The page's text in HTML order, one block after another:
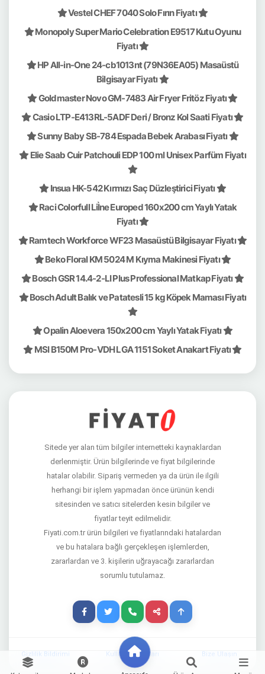
Vestel CHEF 7040 Solo Fırın Fiyatı
Monopoly Super Mario Celebration E9517 Kutu Oyunu
Fiyatı
HP All-in-One 24-cb1013nt (79N36EA05) Masaüstü
Bilgisayar Fiyatı
Goldmaster Novo GM-7483 Air Fryer Fritöz Fiyatı
Casio LTP-E413RL-5ADF Deri / Bronz Kol Saati Fiyatı
Sunny Baby SB-784 Espada Bebek Arabası Fiyatı
Elie Saab Cuir Patchouli EDP 100 ml Unisex Parfüm Fiyatı
Insua HK-542 Kırmızı Saç Düzleştirici Fiyatı
Raci Colorfull LiÌne Europed 160x200 cm Yaylı Yatak
Fiyatı
Ramtech Workforce WF23 Masaüstü Bilgisayar Fiyatı
Beko Floral KM 5024 M Kıyma Makinesi Fiyatı
Bosch GSR 14.4-2-LI Plus Professional Matkap Fiyatı
Bosch Adult Balık ve Patatesli 15 kg Köpek Maması Fiyatı
Opalin Aloevera 150x200 cm Yaylı Yatak Fiyatı
MSI B150M Pro-VDH LGA 1151 Soket Anakart Fiyatı
Sitede yer alan tüm bilgiler internetteki kaynaklardan
derlenmiştir. Ürün bilgilerinde ve fiyat bilgilerinde
hatalar olabilir. Sipariş vermeden ya da ürün ile ilgili
herhangi bir işlem yapmadan önce ürünün kendi
sitesinden ve satıcı sitelerden kesin bilgiler ve
fiyatlar teyit edilmelidir.
Fiyati.com.tr ürün bilgileri ve fiyatlarındaki hatalardan
ve bu hatalara bağlı gerçekleşen işlemlerden,
zararlardan ve 3. kişilerin uğrayacağı zararlardan
sorumlu tutulamaz.
Gizlilik Bildirimi Kullanım Şartları Bize Ulaşın